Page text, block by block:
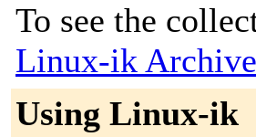
To see the
Linux-ik
Using Linux-ik